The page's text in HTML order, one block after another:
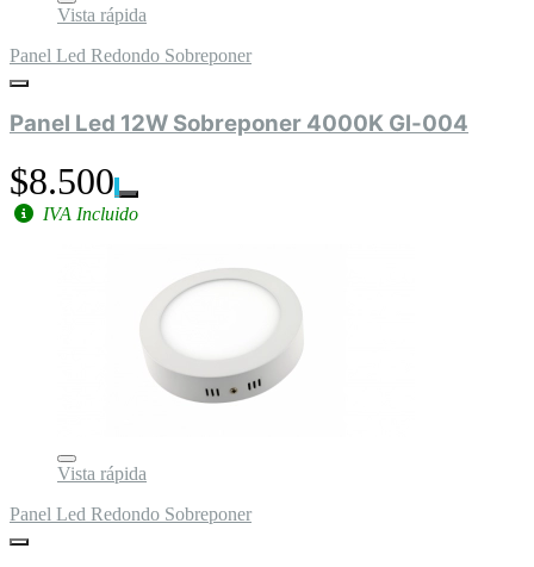
Vista rápida
Panel Led Redondo Sobreponer
Panel Led 12W Sobreponer 4000K Gl-004
$8.500
IVA Incluido
Vista rápida
Panel Led Redondo Sobreponer